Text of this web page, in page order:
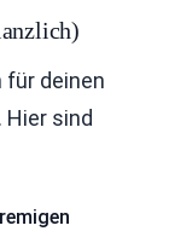
für deinen
Hier sind